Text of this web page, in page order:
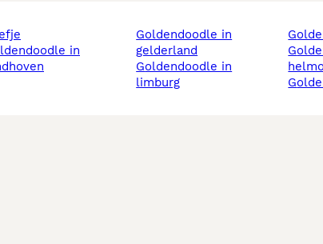
goldendoodle in
gelderland
goldendoodle in
limburg
goldendoodle in